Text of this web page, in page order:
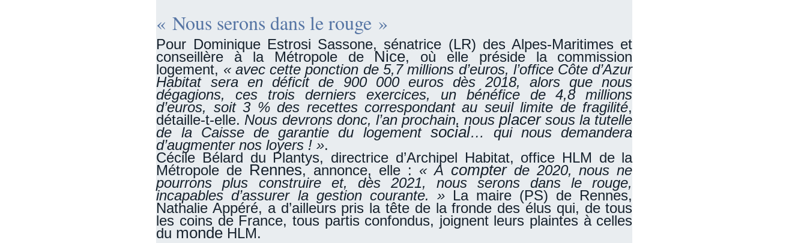
« Nous serons dans le rouge »
Pour Dominique Estrosi Sassone, sénatrice (LR) des Alpes-Maritimes et
conseillère à la Métropole de Nice, où elle préside la commission
logement, « avec cette ponction de 5,7 millions d’euros, l’office Côte d’Azur
Habitat sera en déficit de 900 000 euros dès 2018, alors que nous
dégagions, ces trois derniers exercices, un bénéfice de 4,8 millions
d’euros, soit 3 % des recettes correspondant au seuil limite de fragilité,
détaille-t-elle. Nous devrons donc, l’an prochain, nous placer sous la tutelle
de la Caisse de garantie du logement social… qui nous demandera
d’augmenter nos loyers ! ».
Cécile Bélard du Plantys, directrice d’Archipel Habitat, office HLM de la
Métropole de Rennes, annonce, elle : « A compter de 2020, nous ne
pourrons plus construire et, dès 2021, nous serons dans le rouge,
incapables d’assurer la gestion courante. » La maire (PS) de Rennes,
Nathalie Appéré, a d’ailleurs pris la tête de la fronde des élus qui, de tous
les coins de France, tous partis confondus, joignent leurs plaintes à celles
du monde HLM.